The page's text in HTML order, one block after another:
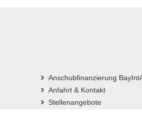
Anschubfinanzierung
Anfahrt & Kontakt
Stellenangebote